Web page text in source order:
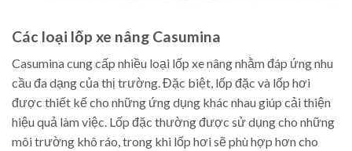
Các loại lốp xe nâng Casumina
Casumina cung cấp nhiều loại lốp xe nâng nhằm đáp ứng nhu
cầu đa dạng của thị trường. Đặc biệt, lốp đặc và lốp hơi
được thiết kế cho những ứng dụng khác nhau giúp cải thiện
hiệu quả làm việc. Lốp đặc thường được sử dụng cho những
môi trường khô ráo, trong khi lốp hơi sẽ phù hợp hơn cho